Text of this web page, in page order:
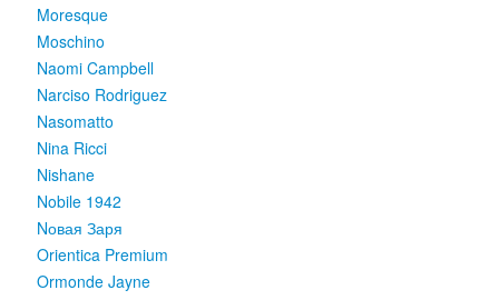
Moresque
Moschino
Naomi Campbell
Narciso Rodriguez
Nasomatto
Nina Ricci
Nishane
Nobile 1942
Nовая Заря
Orientica Premium
Ormonde Jayne